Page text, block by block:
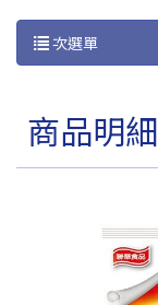
次選單
商品明細